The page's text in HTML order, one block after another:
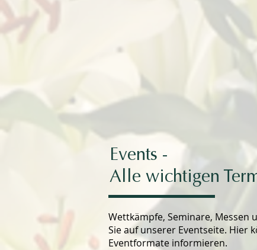
Events -
Alle wichtigen
Wettkämpfe, Seminare,
Sie auf unserer Eventseite. Hier
Eventformate informieren.